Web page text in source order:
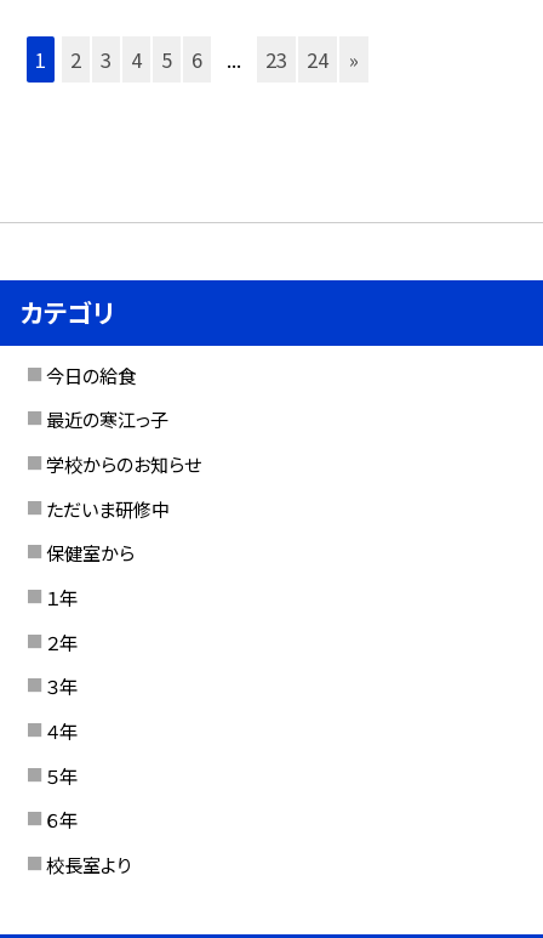
1 2 3 4 5 6 ... 23 24 »
カテゴリ
今日の給食
最近の寒江っ子
学校からのお知らせ
ただいま研修中
保健室から
１年
２年
３年
４年
５年
６年
校長室より